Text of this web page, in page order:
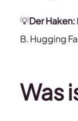
💡Der Haken:
B. Hugging
Was